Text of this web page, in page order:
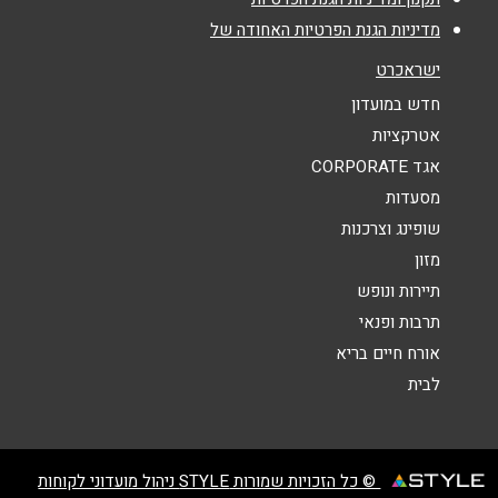
אנא חזרו אלי בקשר ל...
הודעה
מדיניות הגנת הפרטיות האחודה של
ישראכרט
חדש במועדון
אטרקציות
אגד CORPORATE
מסעדות
שופינג וצרכנות
מזון
תיירות ונופש
תרבות ופנאי
אורח חיים בריא
לבית
© כל הזכויות שמורות STYLE ניהול מועדוני לקוחות